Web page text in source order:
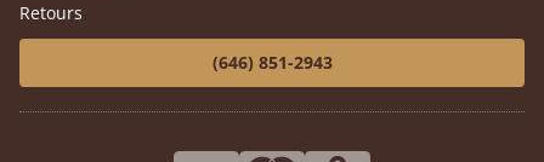
Retours
(646) 851-2943